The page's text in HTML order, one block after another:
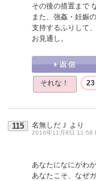
その後の措置まで
また、強姦・妊娠
支持するふりして
お見通し。
それな！ 23
115 名無しだＪ より
2016年11月8日 11:58
あなたになにがわ
あなたこそ、なぜ